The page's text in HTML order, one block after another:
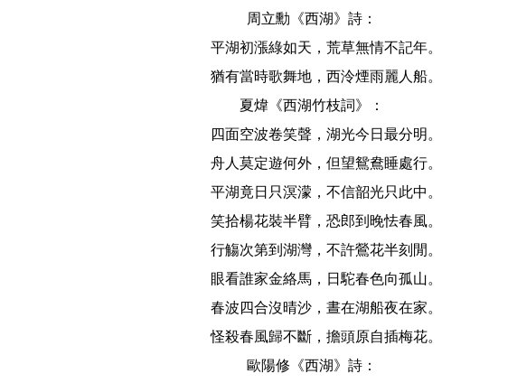
周立勳《西湖》詩：
平湖初漲綠如天，荒草無情不記年。
猶有當時歌舞地，西泠煙雨麗人船。
夏煒《西湖竹枝詞》：
四面空波卷笑聲，湖光今日最分明。
舟人莫定遊何外，但望鴛鴦睡處行。
平湖竟日只溟濛，不信韶光只此中。
笑拾楊花裝半臂，恐郎到晚怯春風。
行觴次第到湖灣，不許鶯花半刻閒。
眼看誰家金絡馬，日駝春色向孤山。
春波四合沒晴沙，晝在湖船夜在家。
怪殺春風歸不斷，擔頭原自插梅花。
歐陽修《西湖》詩：